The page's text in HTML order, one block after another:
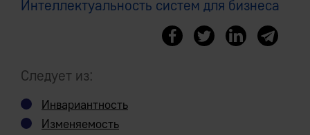
Интеллектуальность систем для бизнеса
Следует из:
Инвариантность
Изменяемость